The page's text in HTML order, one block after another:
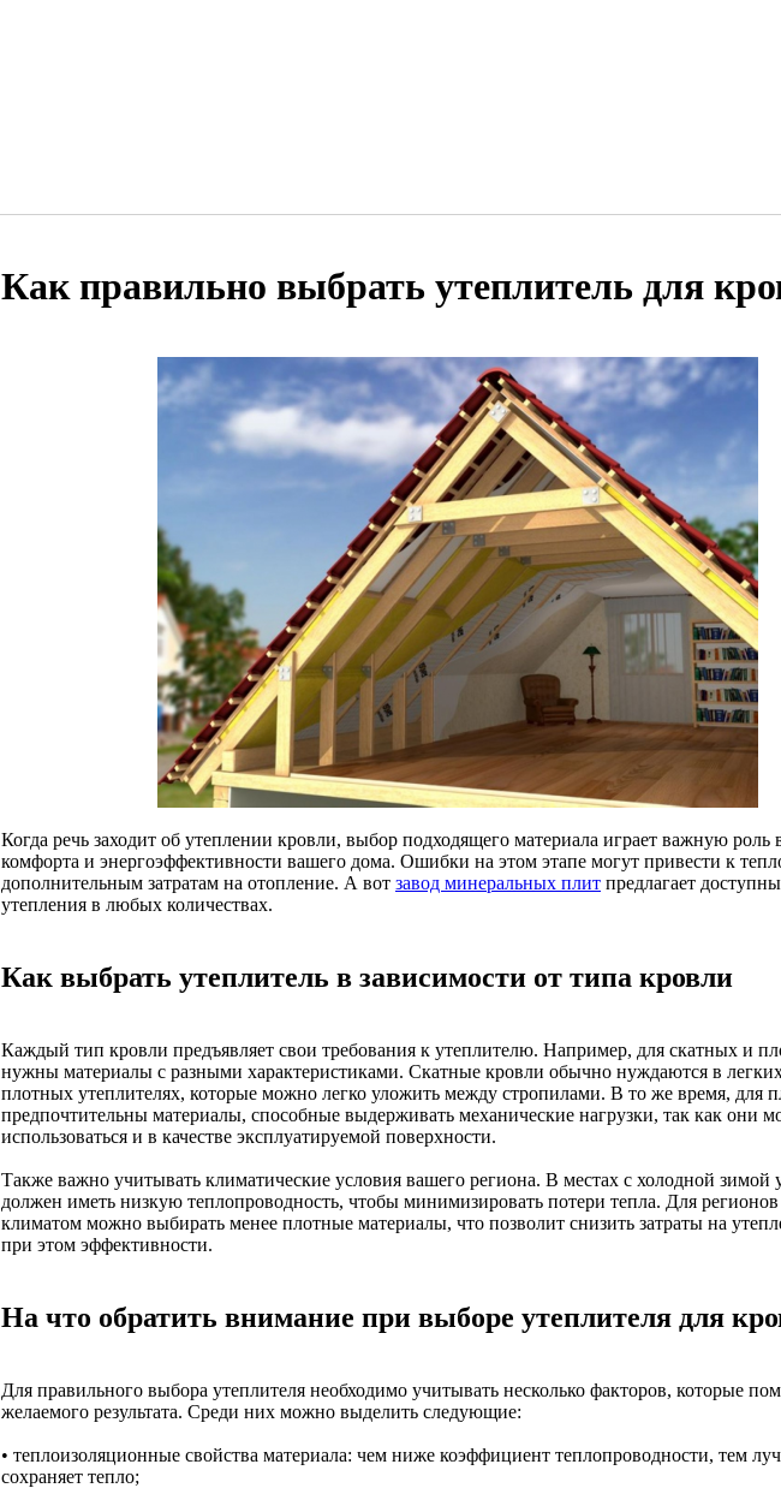
Как правильно выбрать утеплитель для
Когда речь заходит об утеплении кровли, выбор подходящего материала играет важную роль
комфорта и энергоэффективности вашего дома. Ошибки на этом этапе могут привести к
дополнительным затратам на отопление. А вот завод минеральных плит предлагает
утепления в любых количествах.
Как выбрать утеплитель в зависимости от типа кровли
Каждый тип кровли предъявляет свои требования к утеплителю. Например, для скатных и
нужны материалы с разными характеристиками. Скатные кровли обычно нуждаются в
плотных утеплителях, которые можно легко уложить между стропилами. В то же время, для
предпочтительны материалы, способные выдерживать механические нагрузки, так как они
использоваться и в качестве эксплуатируемой поверхности.
Также важно учитывать климатические условия вашего региона. В местах с холодной зимой
должен иметь низкую теплопроводность, чтобы минимизировать потери тепла. Для
климатом можно выбирать менее плотные материалы, что позволит снизить затраты на
при этом эффективности.
На что обратить внимание при выборе утеплителя для
Для правильного выбора утеплителя необходимо учитывать несколько факторов, которые
желаемого результата. Среди них можно выделить следующие:
• теплоизоляционные свойства материала: чем ниже коэффициент теплопроводности, тем
сохраняет тепло;